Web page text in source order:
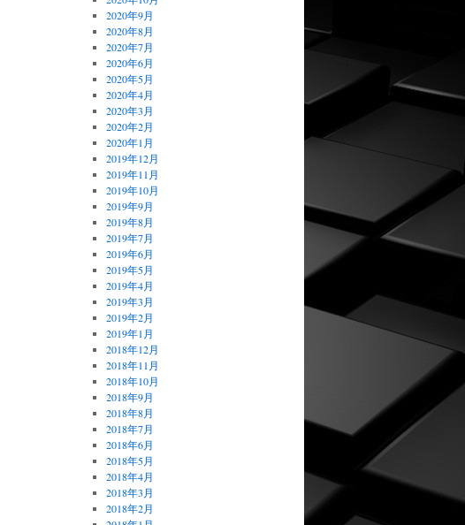
2020年9月
2020年8月
2020年7月
2020年6月
2020年5月
2020年4月
2020年3月
2020年2月
2020年1月
2019年12月
2019年11月
2019年10月
2019年9月
2019年8月
2019年7月
2019年6月
2019年5月
2019年4月
2019年3月
2019年2月
2019年1月
2018年12月
2018年11月
2018年10月
2018年9月
2018年8月
2018年7月
2018年6月
2018年5月
2018年4月
2018年3月
2018年2月